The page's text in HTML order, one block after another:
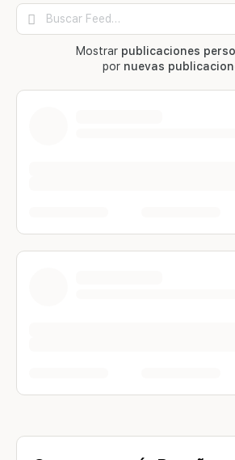
Buscar
Feed…
Mostrar publicaciones
por nuevas